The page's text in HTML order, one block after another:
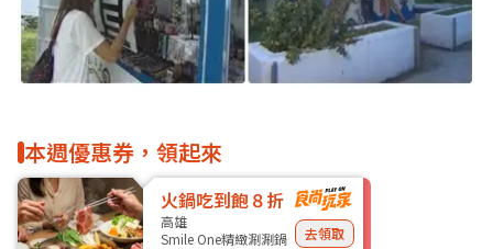
本週優惠券，領起來
火鍋吃到飽８折
高雄
Smile One精緻涮涮鍋
去領取